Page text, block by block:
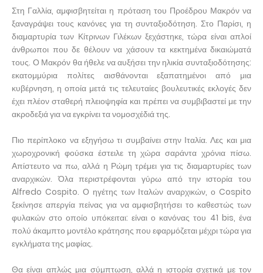
Στη Γαλλία, αμφισβητείται η πρόταση του Προέδρου Μακρόν να
ξαναγράψει τους κανόνες για τη συνταξιοδότηση. Στο Παρίσι, η
διαμαρτυρία των Κίτρινων Γιλέκων ξεχάστηκε, τώρα είναι απλοί
άνθρωποι που δε θέλουν να χάσουν τα κεκτημένα δικαιώματά
τους. Ο Μακρόν θα ήθελε να αυξήσει την ηλικία συνταξιοδότησης:
εκατομμύρια πολίτες αισθάνονται εξαπατημένοι από μια
κυβέρνηση, η οποία μετά τις τελευταίες βουλευτικές εκλογές δεν
έχει πλέον σταθερή πλειοψηφία και πρέπει να συμβιβαστεί με την
ακροδεξιά για να εγκρίνει τα νομοσχέδιά της.
Πιο περίπλοκο να εξηγήσω τι συμβαίνει στην Ιταλία. Λες και μια
χωροχρονική φούσκα έστειλε τη χώρα σαράντα χρόνια πίσω.
Απίστευτο να πω, αλλά η Ρώμη τρέμει για τις διαμαρτυρίες των
αναρχικών. Όλα περιστρέφονται γύρω από την ιστορία του
Alfredo Cospito. Ο ηγέτης των Ιταλών αναρχικών, ο Cospito
ξεκίνησε απεργία πείνας για να αμφισβητήσει το καθεστώς των
φυλακών στο οποίο υπόκειται: είναι ο κανόνας του 41 bis, ένα
πολύ άκαμπτο μοντέλο κράτησης που εφαρμόζεται μέχρι τώρα για
εγκλήματα της μαφίας.
Θα είναι απλώς μια σύμπτωση, αλλά η ιστορία σχετικά με τον